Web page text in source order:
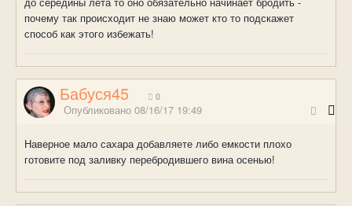
почему так происходит не знаю может кто то подскажет
способ как этого избежать!
Бабуся45 0
Опубликовано 08/16/17 19:49
Наверное мало сахара добавляете либо емкости плохо
готовите под заливку перебродившего вина осенью!